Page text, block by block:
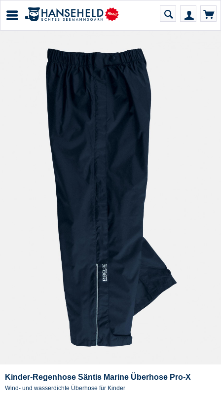
Kinder-Regenhose Säntis Marine Überhose Pro-X
Wind- und wasserdichte Überhose für Kinder